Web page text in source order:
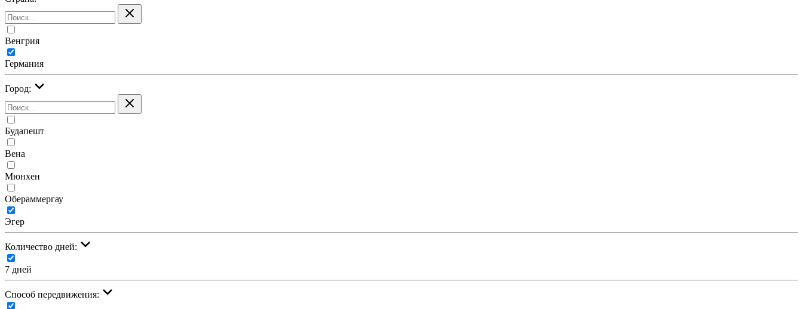
Венгрия
Германия
Город:
Будапешт
Вена
Мюнхен
Обераммергау
Эгер
Количество дней:
7 дней
Cпособ передвижения: